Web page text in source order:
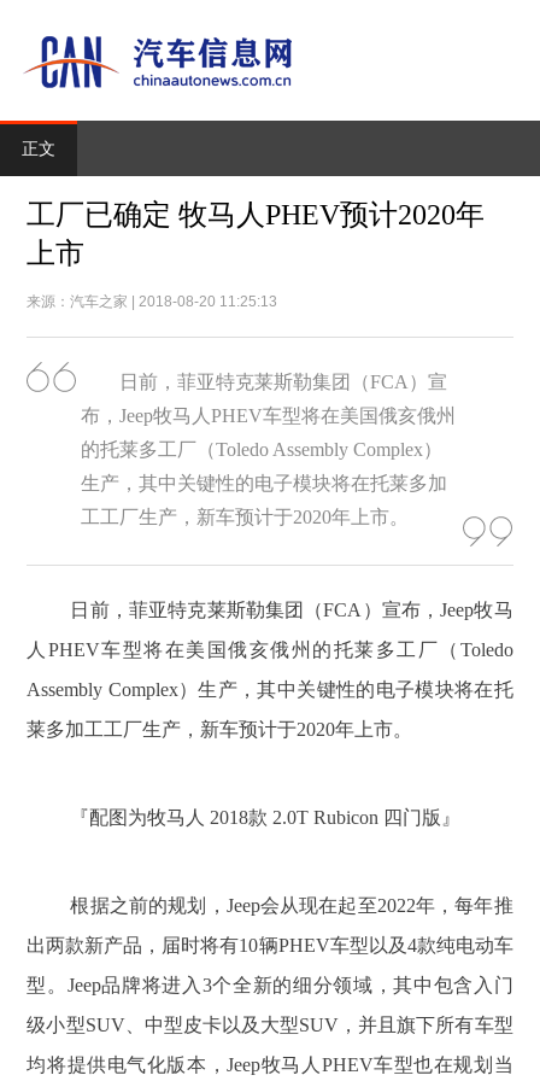
正文
工厂已确定 牧马人PHEV预计2020年
上市
来源：汽车之家 | 2018-08-20 11:25:13
日前，菲亚特克莱斯勒集团（FCA）宣
布，Jeep牧马人PHEV车型将在美国俄亥俄州
的托莱多工厂（Toledo Assembly Complex）
生产，其中关键性的电子模块将在托莱多加
工工厂生产，新车预计于2020年上市。
日前，菲亚特克莱斯勒集团（FCA）宣布，Jeep牧马
人PHEV车型将在美国俄亥俄州的托莱多工厂（Toledo
Assembly Complex）生产，其中关键性的电子模块将在托
莱多加工工厂生产，新车预计于2020年上市。
『配图为牧马人 2018款 2.0T Rubicon 四门版』
根据之前的规划，Jeep会从现在起至2022年，每年推
出两款新产品，届时将有10辆PHEV车型以及4款纯电动车
型。Jeep品牌将进入3个全新的细分领域，其中包含入门
级小型SUV、中型皮卡以及大型SUV，并且旗下所有车型
均将提供电气化版本，Jeep牧马人PHEV车型也在规划当